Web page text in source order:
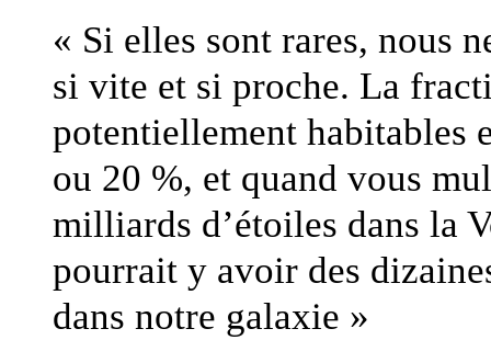
« Si elles sont rares, nous
si vite et si proche. La
potentiellement habitables
ou 20 %, et quand vous
milliards d’étoiles dans la
pourrait y avoir des
dans notre galaxie »